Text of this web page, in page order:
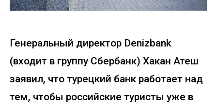
Генеральный директор Denizbank
(входит в группу Сбербанк) Хакан Атеш
заявил, что турецкий банк работает над
тем, чтобы российские туристы уже в